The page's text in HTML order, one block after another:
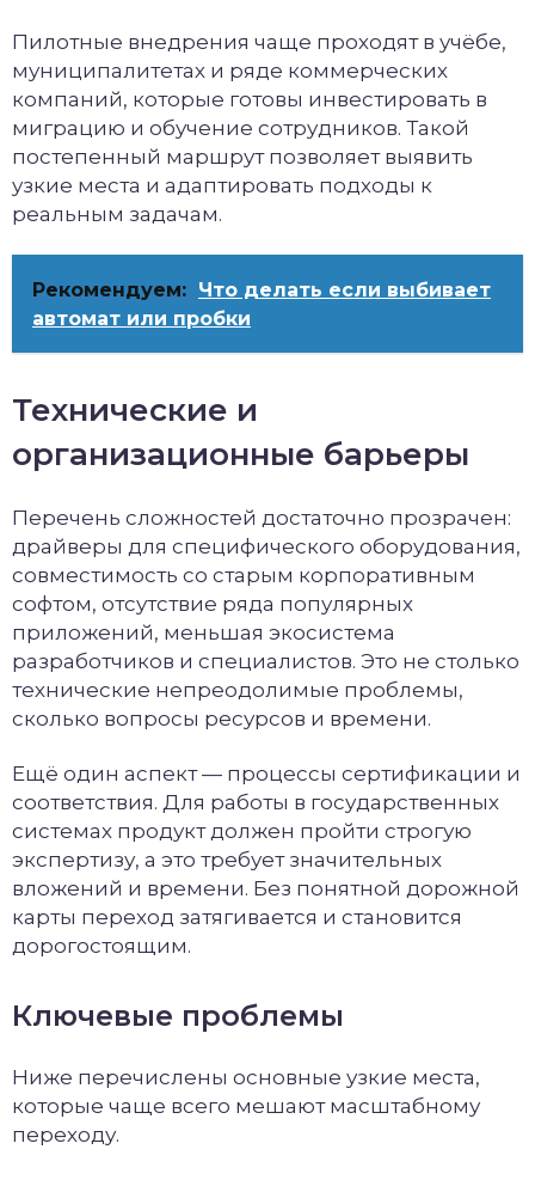
Пилотные внедрения чаще проходят в учёбе,
муниципалитетах и ряде коммерческих
компаний, которые готовы инвестировать в
миграцию и обучение сотрудников. Такой
постепенный маршрут позволяет выявить
узкие места и адаптировать подходы к
реальным задачам.
Рекомендуем: Что делать если выбивает
автомат или пробки
Технические и
организационные барьеры
Перечень сложностей достаточно прозрачен:
драйверы для специфического оборудования,
совместимость со старым корпоративным
софтом, отсутствие ряда популярных
приложений, меньшая экосистема
разработчиков и специалистов. Это не столько
технические непреодолимые проблемы,
сколько вопросы ресурсов и времени.
Ещё один аспект — процессы сертификации и
соответствия. Для работы в государственных
системах продукт должен пройти строгую
экспертизу, а это требует значительных
вложений и времени. Без понятной дорожной
карты переход затягивается и становится
дорогостоящим.
Ключевые проблемы
Ниже перечислены основные узкие места,
которые чаще всего мешают масштабному
переходу.